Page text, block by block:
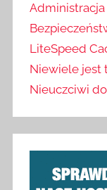
LiteSpeed
Niewiele jest
Nieuczciwi